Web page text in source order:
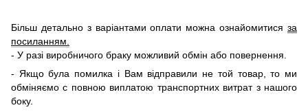
Більш детально з варіантами оплати можна ознайомитися за
посиланням.
- У разі виробничого браку можливий обмін або повернення.
- Якщо була помилка і Вам відправили не той товар, то ми
обміняємо c повною виплатою транспортних витрат з нашого
боку.